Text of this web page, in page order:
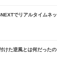
でリアルタイムネッ
けた逆風とは何だったの